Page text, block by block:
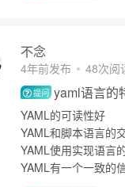
不念
4年前发布 48次阅
提问 yaml语言的
YAML的可读性好
YAML和脚本语言的
YAML使用实现语言
YAML有一个一致的